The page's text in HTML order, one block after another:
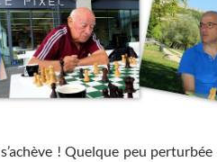
s’achève ! Quelque peu